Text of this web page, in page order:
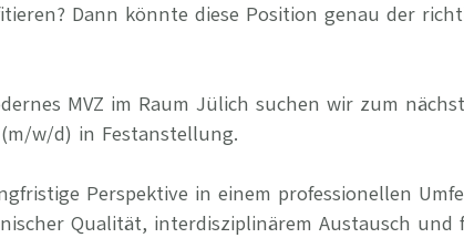
Dann könnte diese Position genau der
MVZ im Raum Jülich suchen wir zum
w/d) in Festanstellung.
Perspektive in einem professionellen
Qualität, interdisziplinärem Austausch und